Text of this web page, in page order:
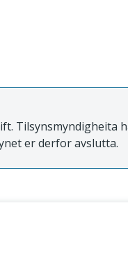
Tilsynsmyndigheita
er derfor avslutta.